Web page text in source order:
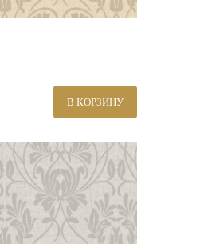
В КОРЗИНУ